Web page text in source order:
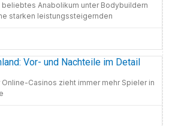
beliebtes Anabolikum unter Bodybuildern
starken leistungssteigernden
Vor- und Nachteile im Detail
Casinos zieht immer mehr Spieler in